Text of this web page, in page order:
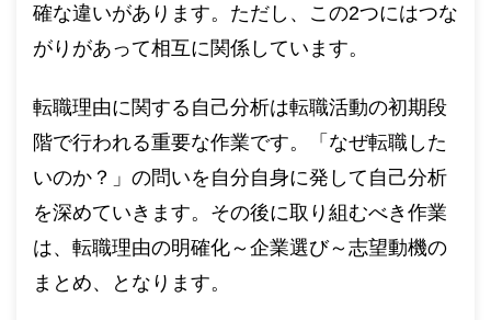
確な違いがあります。ただし、この2つにはつな
がりがあって相互に関係しています。
転職理由に関する自己分析は転職活動の初期段
階で行われる重要な作業です。「なぜ転職した
いのか？」の問いを自分自身に発して自己分析
を深めていきます。その後に取り組むべき作業
は、転職理由の明確化～企業選び～志望動機の
まとめ、となります。